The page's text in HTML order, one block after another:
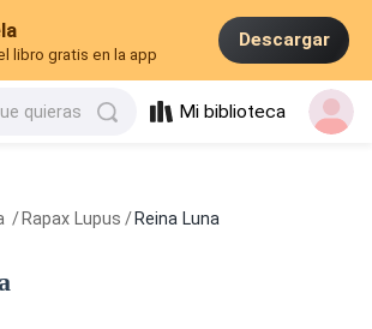
libro gratis en la app
Descargar
quieras Mi biblioteca
/ Rapax Lupus / Reina Luna